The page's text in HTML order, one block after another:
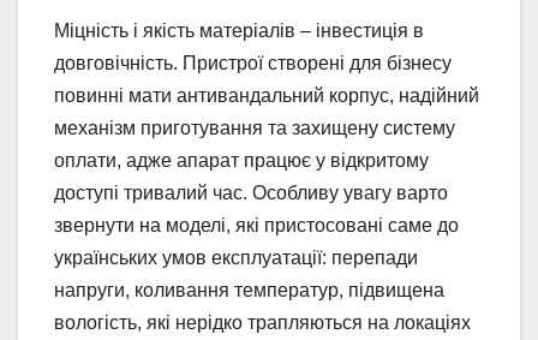
Міцність і якість матеріалів – інвестиція в
довговічність. Пристрої створені для бізнесу
повинні мати антивандальний корпус, надійний
механізм приготування та захищену систему
оплати, адже апарат працює у відкритому
доступі тривалий час. Особливу увагу варто
звернути на моделі, які пристосовані саме до
українських умов експлуатації: перепади
напруги, коливання температур, підвищена
вологість, які нерідко трапляються на локаціях